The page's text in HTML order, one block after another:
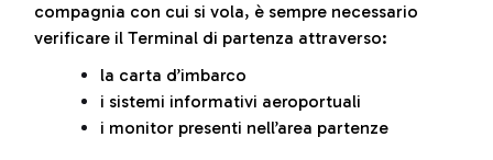
compagnia con cui si vola, è sempre necessario
verificare il Terminal di partenza attraverso:
la carta d’imbarco
i sistemi informativi aeroportuali
i monitor presenti nell’area partenze